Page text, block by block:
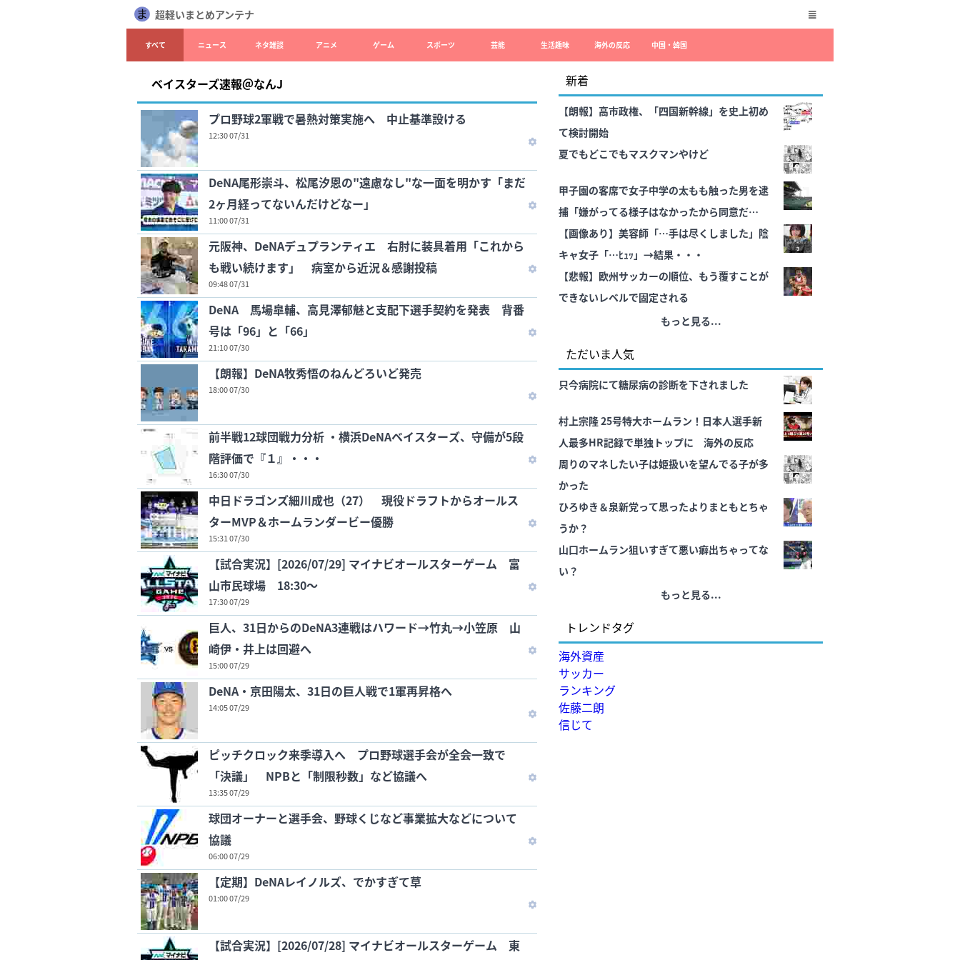
超軽いまとめアンテナ
すべて ニュース ネタ雑談 アニメ ゲーム スポーツ 芸能 生活趣味 海外の反応 中国・韓国
ベイスターズ速報＠なんJ
プロ野球2軍戦で暑熱対策実施へ 中止基準設ける
12:30 07/31
DeNA尾形崇斗、松尾汐恩の"遠慮なし"な一面を明かす「まだ
2ヶ月経ってないんだけどなー」
11:00 07/31
元阪神、DeNAデュプランティエ 右肘に装具着用「これから
も戦い続けます」 病室から近況＆感謝投稿
09:48 07/31
DeNA 馬場皐輔、高見澤郁魅と支配下選手契約を発表 背番
号は「96」と「66」
21:10 07/30
【朗報】DeNA牧秀悟のねんどろいど発売
18:00 07/30
前半戦12球団戦力分析 ・横浜DeNAベイスターズ、守備が5段
階評価で『１』・・・
16:30 07/30
中日ドラゴンズ細川成也（27） 現役ドラフトからオールス
ターMVP＆ホームランダービー優勝
15:31 07/30
【試合実況】[2026/07/29] マイナビオールスターゲーム 富
山市民球場 18:30～
17:30 07/29
巨人、31日からのDeNA3連戦はハワード→竹丸→小笠原 山
崎伊・井上は回避へ
15:00 07/29
DeNA・京田陽太、31日の巨人戦で1軍再昇格へ
14:05 07/29
ピッチクロック来季導入へ プロ野球選手会が全会一致で
「決議」 NPBと「制限秒数」など協議へ
13:35 07/29
球団オーナーと選手会、野球くじなど事業拡大などについて
協議
06:00 07/29
【定期】DeNAレイノルズ、でかすぎて草
01:00 07/29
【試合実況】[2026/07/28] マイナビオールスターゲーム 東
新着
【朗報】高市政権、「四国新幹線」を史上初め
て検討開始
夏でもどこでもマスクマンやけど
甲子園の客席で女子中学の太もも触った男を逮
捕「嫌がってる様子はなかったから同意だ😡」
と供述
【画像あり】美容師「…手は尽くしました」陰
キャ女子「…ﾋｭｯ」→結果・・・
【悲報】欧州サッカーの順位、もう覆すことが
できないレベルで固定される
もっと見る...
ただいま人気
只今病院にて糖尿病の診断を下されました
村上宗隆 25号特大ホームラン！日本人選手新
人最多HR記録で単独トップに 海外の反応
周りのマネしたい子は姫扱いを望んでる子が多
かった
ひろゆき＆泉新党って思ったよりまともとちゃ
うか？
山口ホームラン狙いすぎて悪い癖出ちゃってな
い？
もっと見る...
トレンドタグ
海外資産
サッカー
ランキング
佐藤二朗
信じて